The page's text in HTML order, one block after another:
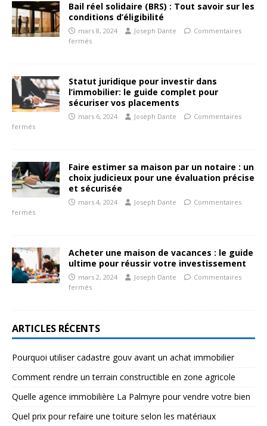
Bail réel solidaire (BRS) : Tout savoir sur les
conditions d’éligibilité
mars 8, 2024 Joseph Dante
Commentaires
fermés
Statut juridique pour investir dans
l’immobilier: le guide complet pour
sécuriser vos placements
mars 6, 2024 Joseph Dante
Commentaires
fermés
Faire estimer sa maison par un notaire : un
choix judicieux pour une évaluation précise
et sécurisée
mars 4, 2024 Joseph Dante
Commentaires
fermés
Acheter une maison de vacances : le guide
ultime pour réussir votre investissement
mars 2, 2024 Joseph Dante
Commentaires
fermés
ARTICLES RÉCENTS
Pourquoi utiliser cadastre gouv avant un achat immobilier
Comment rendre un terrain constructible en zone agricole
Quelle agence immobilière La Palmyre pour vendre votre bien
Quel prix pour refaire une toiture selon les matériaux